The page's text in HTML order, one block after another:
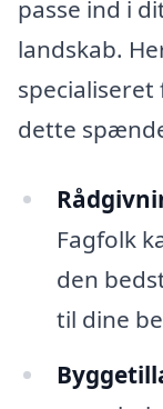
passe ind i
landskab.
dette
Fagfolk
den
til dine